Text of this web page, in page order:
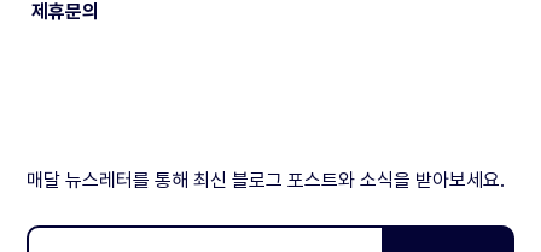
제휴문의
매달 뉴스레터를 통해 최신 블로그 포스트와 소식을 받아보세요.